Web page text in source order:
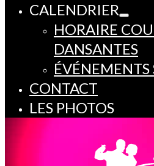
CALENDRIER
HORAIRE
DANSANTES
ÉVÉNEMENTS
CONTACT
LES PHOTOS